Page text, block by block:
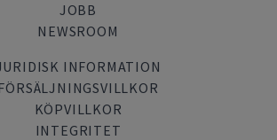
JOBB
NEWSROOM
INFORMATION
KÖPVILLKOR
INTEGRITET